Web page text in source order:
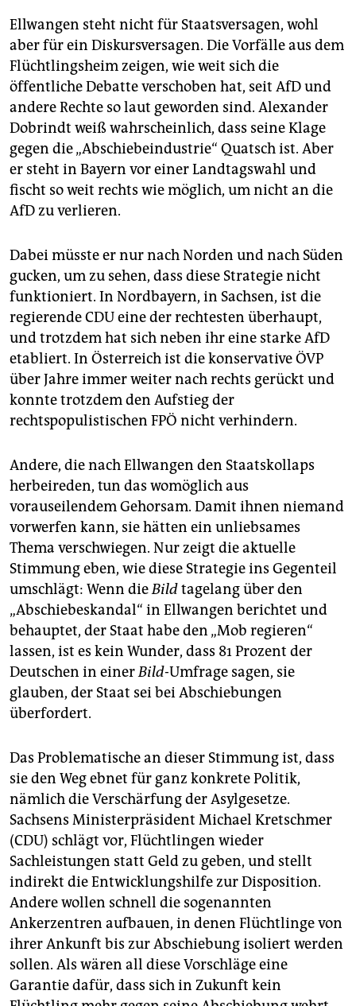
Ellwangen steht nicht für Staatsversagen, wohl
aber für ein Diskursversagen. Die Vorfälle aus dem
Flüchtlingsheim zeigen, wie weit sich die
öffentliche Debatte verschoben hat, seit AfD und
andere Rechte so laut geworden sind. Alexander
Dobrindt weiß wahrscheinlich, dass seine Klage
gegen die „Abschiebeindustrie“ Quatsch ist. Aber
er steht in Bayern vor einer Landtagswahl und
fischt so weit rechts wie möglich, um nicht an die
AfD zu verlieren.
Dabei müsste er nur nach Norden und nach Süden
gucken, um zu sehen, dass diese Strategie nicht
funktioniert. In Nordbayern, in Sachsen, ist die
regierende CDU eine der rechtesten überhaupt,
und trotzdem hat sich neben ihr eine starke AfD
etabliert. In Österreich ist die konservative ÖVP
über Jahre immer weiter nach rechts gerückt und
konnte trotzdem den Aufstieg der
rechtspopulistischen FPÖ nicht verhindern.
Andere, die nach Ellwangen den Staatskollaps
herbeireden, tun das womöglich aus
vorauseilendem Gehorsam. Damit ihnen niemand
vorwerfen kann, sie hätten ein unliebsames
Thema verschwiegen. Nur zeigt die aktuelle
Stimmung eben, wie diese Strategie ins Gegenteil
umschlägt: Wenn dieBildtagelang über den
„Abschiebeskandal“ in Ellwangen berichtet und
behauptet, der Staat habe den „Mob regieren“
lassen, ist es kein Wunder, dass 81 Prozent der
Deutschen in einerBild-Umfrage sagen, sie
glauben, der Staat sei bei Abschiebungen
überfordert.
Das Problematische an dieser Stimmung ist, dass
sie den Weg ebnet für ganz konkrete Politik,
nämlich die Verschärfung der Asylgesetze.
Sachsens Ministerpräsident Michael Kretschmer
(CDU) schlägt vor, Flüchtlingen wieder
Sachleistungen statt Geld zu geben, und stellt
indirekt die Entwicklungshilfe zur Disposition.
Andere wollen schnell die sogenannten
Ankerzentren aufbauen, in denen Flüchtlinge von
ihrer Ankunft bis zur Abschiebung isoliert werden
sollen. Als wären all diese Vorschläge eine
Garantie dafür, dass sich in Zukunft kein